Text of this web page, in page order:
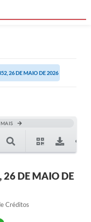
26 DE MAIO DE 2026
26 DE MAIO DE
Créditos